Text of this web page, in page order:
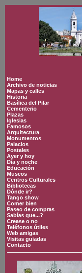
Home
Archivo de noticias
Mapas y calles
Historia
Basílica del Pilar
Cementerio
Plazas
Iglesias
Famosos
Arquitectura
Monumentos
Palacios
Postales
Ayer y hoy
Día y noche
Educación
Museos
Centros Culturales
Bibliotecas
Dónde ir?
Tango show
Comer bien
Paseo de compras
Sabías que...?
Crease o no
Teléfonos útiles
Web amigas
Visitas guiadas
Contacto